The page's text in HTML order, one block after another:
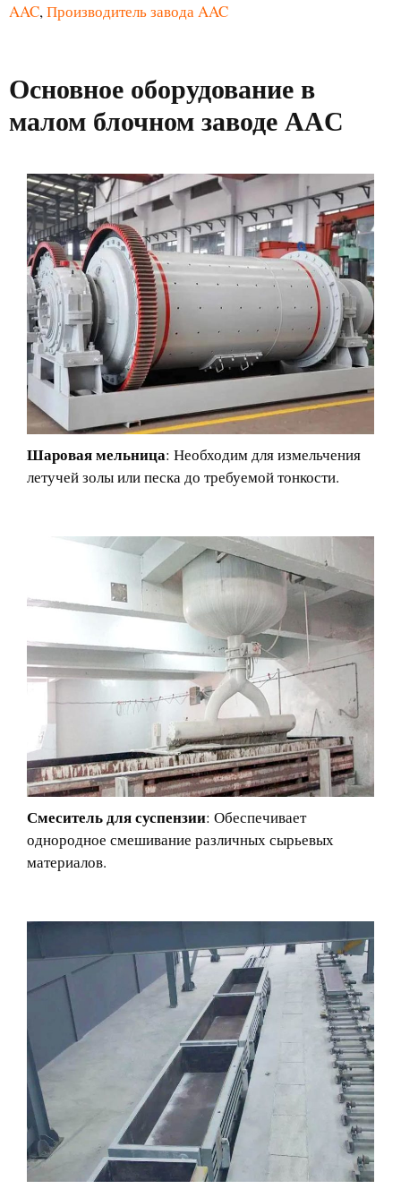
AAC, Производитель завода AAC
Основное оборудование в
малом блочном заводе AAC
Шаровая мельница: Необходим для измельчения
летучей золы или песка до требуемой тонкости.
Смеситель для суспензии: Обеспечивает
однородное смешивание различных сырьевых
материалов.